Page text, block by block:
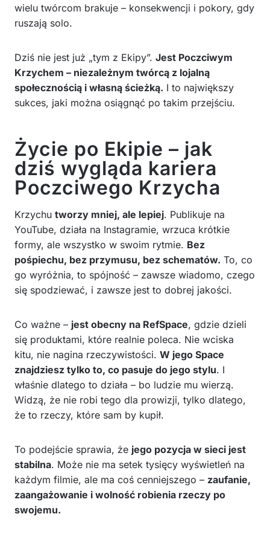
wielu twórcom brakuje – konsekwencji i pokory, gdy
ruszają solo.
Dziś nie jest już „tym z Ekipy”. Jest Poczciwym
Krzychem – niezależnym twórcą z lojalną
społecznością i własną ścieżką. I to największy
sukces, jaki można osiągnąć po takim przejściu.
Życie po Ekipie – jak
dziś wygląda kariera
Poczciwego Krzycha
Krzychu tworzy mniej, ale lepiej. Publikuje na
YouTube, działa na Instagramie, wrzuca krótkie
formy, ale wszystko w swoim rytmie. Bez
pośpiechu, bez przymusu, bez schematów. To, co
go wyróżnia, to spójność – zawsze wiadomo, czego
się spodziewać, i zawsze jest to dobrej jakości.
Co ważne – jest obecny na RefSpace, gdzie dzieli
się produktami, które realnie poleca. Nie wciska
kitu, nie nagina rzeczywistości. W jego Space
znajdziesz tylko to, co pasuje do jego stylu. I
właśnie dlatego to działa – bo ludzie mu wierzą.
Widzą, że nie robi tego dla prowizji, tylko dlatego,
że to rzeczy, które sam by kupił.
To podejście sprawia, że jego pozycja w sieci jest
stabilna. Może nie ma setek tysięcy wyświetleń na
każdym filmie, ale ma coś cenniejszego – zaufanie,
zaangażowanie i wolność robienia rzeczy po
swojemu.